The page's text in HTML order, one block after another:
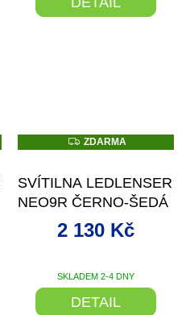
Z
D
M
A
ZDARMA
SVÍTILNA LEDLENSER
NEO9R ČERNO-ŠEDÁ
SKLADEM 2-4 DNY
2 130 Kč
DETAIL